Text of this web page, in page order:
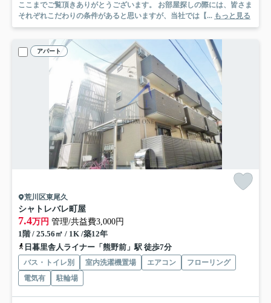
ここまでご覧頂きありがとうございます。 お部屋探しの際には、皆さま
それぞれこだわりの条件があると思いますが、当社では【... もっと見る
アパート
荒川区東尾久
シャトレバレ町屋
7.4万円 管理/共益費3,000円
1階 / 25.56㎡ / 1K /築12年
日暮里舎人ライナー「熊野前」駅 徒歩7分
バス・トイレ別 室内洗濯機置場 エアコン
フローリング
電気有
駐輪場